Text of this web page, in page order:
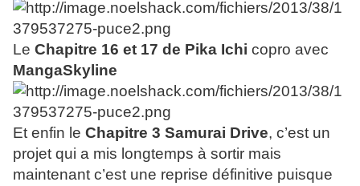
Le Chapitre 16 et 17 de Pika Ichi copro avec
MangaSkyline
Et enfin le Chapitre 3 Samurai Drive, c’est un
projet qui a mis longtemps à sortir mais
maintenant c’est une reprise définitive puisque